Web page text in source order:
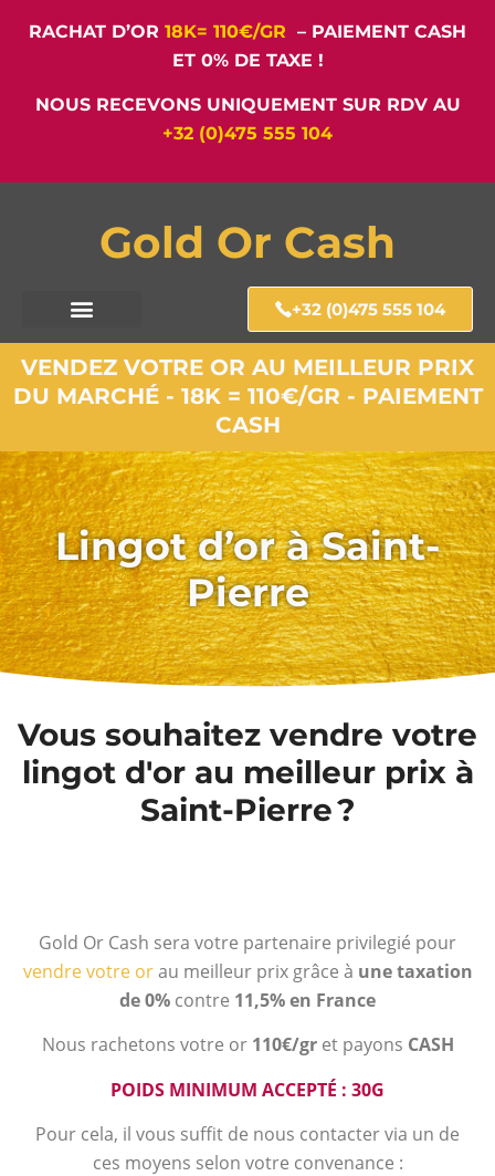
RACHAT D’OR 18K= 110€/GR – PAIEMENT CASH
ET 0% DE TAXE !
NOUS RECEVONS UNIQUEMENT SUR RDV AU
+32 (0)475 555 104
Gold Or Cash
+32 (0)475 555 104
VENDEZ VOTRE OR AU MEILLEUR PRIX
DU MARCHÉ - 18K = 110€/GR - PAIEMENT
CASH
Lingot d’or à Saint-
Pierre
Vous souhaitez vendre votre
lingot d'or au meilleur prix à
Saint-Pierre ?
Gold Or Cash sera votre partenaire privilegié pour
vendre votre orau meilleur prix grâce à une taxation
de 0% contre 11,5% en France
Nous rachetons votre or 110€/gr et payons CASH
POIDS MINIMUM ACCEPTÉ : 30G
Pour cela, il vous suffit de nous contacter via un de
ces moyens selon votre convenance :